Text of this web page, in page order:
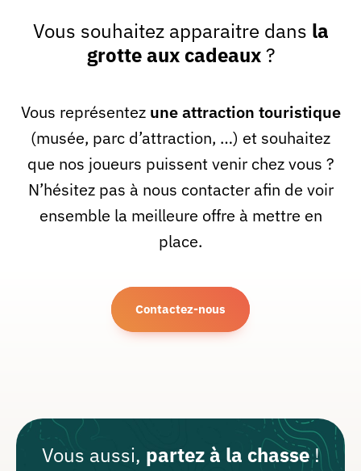
Vous souhaitez apparaitre dans la
grotte aux cadeaux?
Vous représentez une attraction touristique
(musée, parc d’attraction, …) et souhaitez
que nos joueurs puissent venir chez vous ?
N’hésitez pas à nous contacter afin de voir
ensemble la meilleure offre à mettre en
place.
Contactez-nous
Vous aussi, partez à la chasse!